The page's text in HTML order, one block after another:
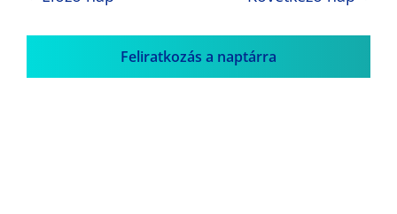
Feliratkozás a naptárra